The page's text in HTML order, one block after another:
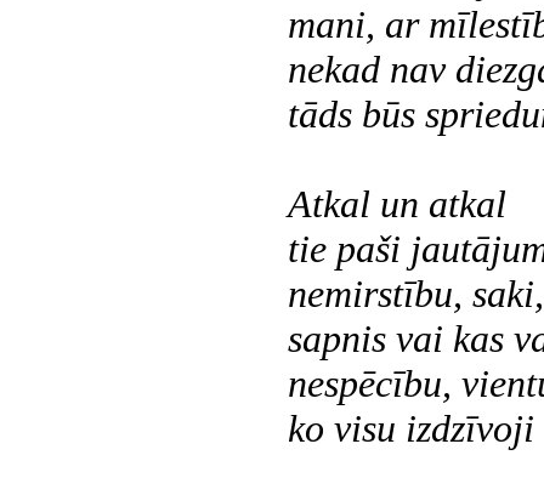
mani, ar
nekad nav
tāds būs
Atkal un atkal
tie paši
nemirstību,
sapnis vai kas
nespēcību,
ko visu izdzīvoji